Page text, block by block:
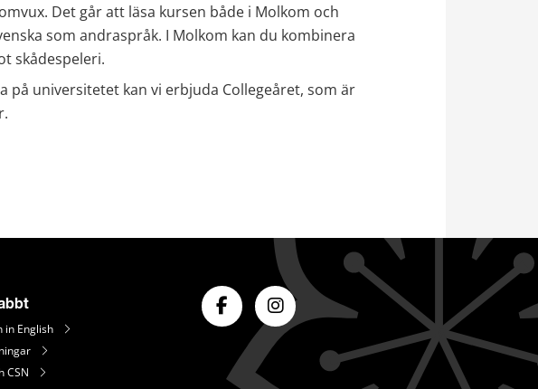
Det går att läsa kursen både i Molkom och
som andraspråk. I Molkom kan du kombinera
skådespeleri.
på universitetet kan vi erbjuda Collegeåret, som är
in English
CSN